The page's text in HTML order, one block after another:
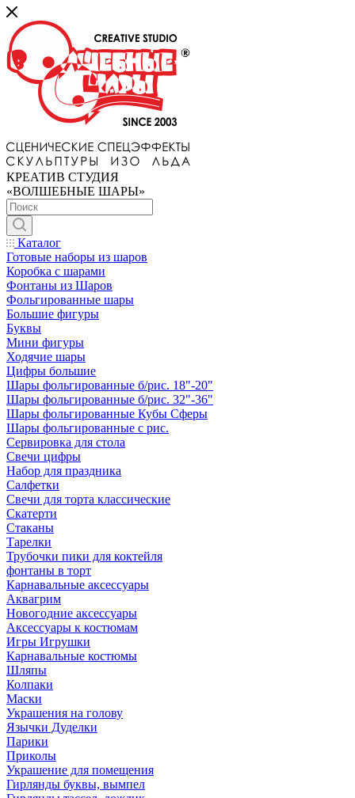
КРЕАТИВ СТУДИЯ
«ВОЛШЕБНЫЕ ШАРЫ»
Каталог
Готовые наборы из шаров
Коробка с шарами
Фонтаны из Шаров
Фольгированные шары
Большие фигуры
Буквы
Мини фигуры
Ходячие шары
Цифры большие
Шары фольгированные б/рис. 18"-20"
Шары фольгированные б/рис. 32"-36"
Шары фольгированные Кубы Сферы
Шары фольгированные с рис.
Сервировка для стола
Свечи цифры
Набор для праздника
Салфетки
Свечи для торта классические
Скатерти
Стаканы
Тарелки
Трубочки пики для коктейля
фонтаны в торт
Карнавальные аксессуары
Аквагрим
Новогодние аксессуары
Аксессуары к костюмам
Игры Игрушки
Карнавальные костюмы
Шляпы
Колпаки
Маски
Украшения на голову
Язычки Дуделки
Парики
Приколы
Украшение для помещения
Гирлянды буквы, вымпел